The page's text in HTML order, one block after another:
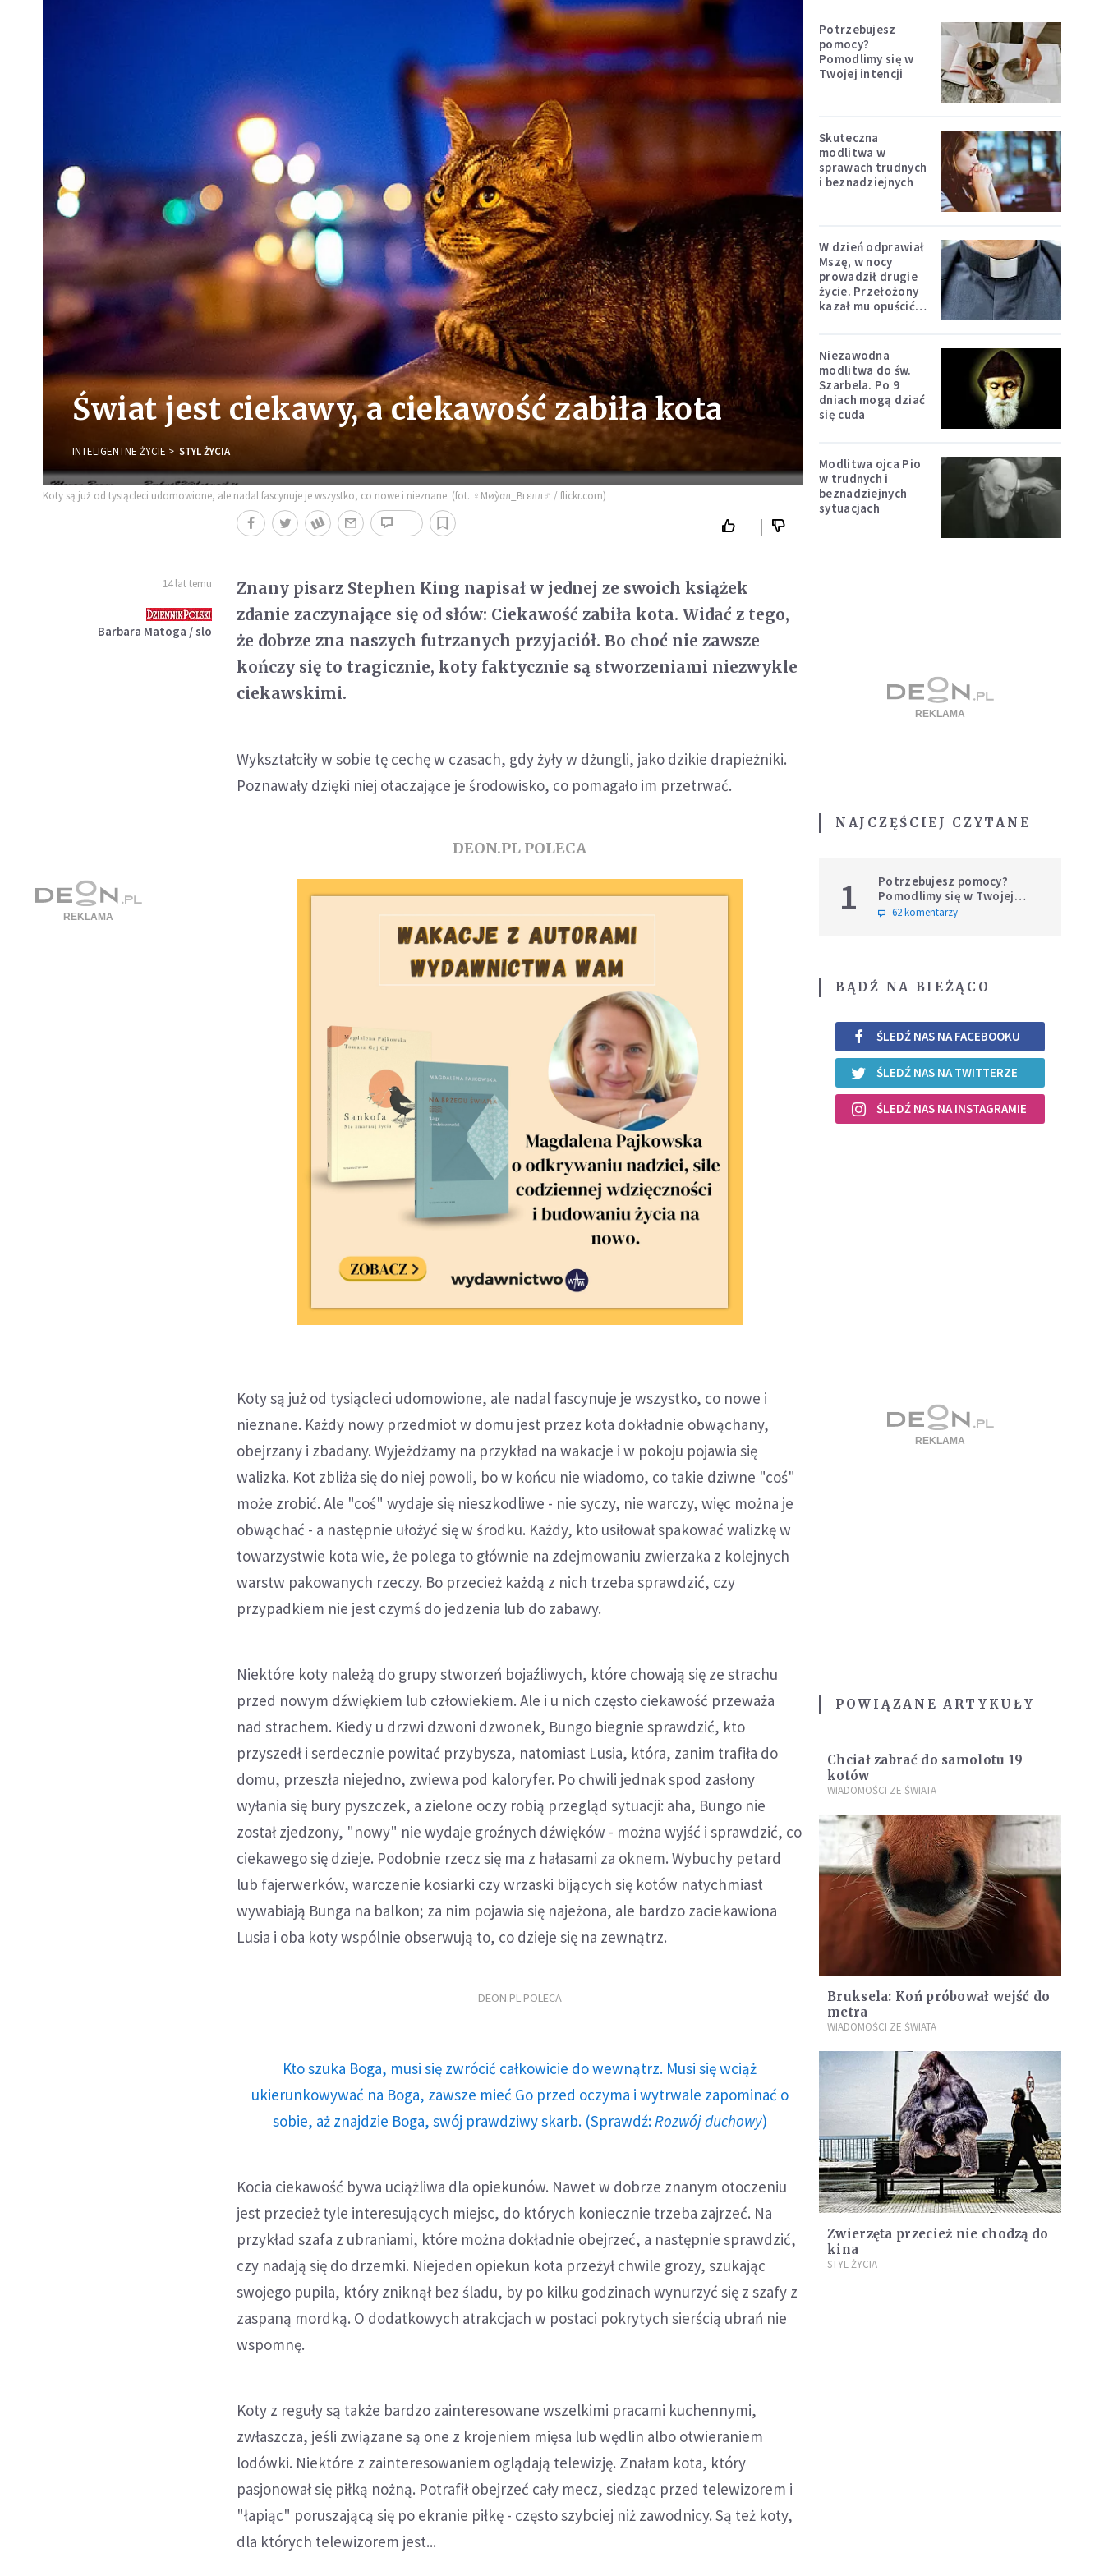
Świat jest ciekawy, a ciekawość zabiła kota
INTELIGENTNE ŻYCIE STYL ŻYCIA
Koty są już od tysiącleci udomowione, ale nadal fascynuje je wszystko, co nowe i nieznane. (fot. ♀Μøỳαл_Bгεлл♂ / flickr.com)
14 lat temu
Barbara Matoga / slo
Znany pisarz Stephen King napisał w jednej ze swoich książek
zdanie zaczynające się od słów: Ciekawość zabiła kota. Widać z tego,
że dobrze zna naszych futrzanych przyjaciół. Bo choć nie zawsze
kończy się to tragicznie, koty faktycznie są stworzeniami niezwykle
ciekawskimi.
Wykształciły w sobie tę cechę w czasach, gdy żyły w dżungli, jako dzikie drapieżniki.
Poznawały dzięki niej otaczające je środowisko, co pomagało im przetrwać.
DEON.PL POLECA
Koty są już od tysiącleci udomowione, ale nadal fascynuje je wszystko, co nowe i
nieznane. Każdy nowy przedmiot w domu jest przez kota dokładnie obwąchany,
obejrzany i zbadany. Wyjeżdżamy na przykład na wakacje i w pokoju pojawia się
walizka. Kot zbliża się do niej powoli, bo w końcu nie wiadomo, co takie dziwne "coś"
może zrobić. Ale "coś" wydaje się nieszkodliwe - nie syczy, nie warczy, więc można je
obwąchać - a następnie ułożyć się w środku. Każdy, kto usiłował spakować walizkę w
towarzystwie kota wie, że polega to głównie na zdejmowaniu zwierzaka z kolejnych
warstw pakowanych rzeczy. Bo przecież każdą z nich trzeba sprawdzić, czy
przypadkiem nie jest czymś do jedzenia lub do zabawy.
Niektóre koty należą do grupy stworzeń bojaźliwych, które chowają się ze strachu
przed nowym dźwiękiem lub człowiekiem. Ale i u nich często ciekawość przeważa
nad strachem. Kiedy u drzwi dzwoni dzwonek, Bungo biegnie sprawdzić, kto
przyszedł i serdecznie powitać przybysza, natomiast Lusia, która, zanim trafiła do
domu, przeszła niejedno, zwiewa pod kaloryfer. Po chwili jednak spod zasłony
wyłania się bury pyszczek, a zielone oczy robią przegląd sytuacji: aha, Bungo nie
został zjedzony, "nowy" nie wydaje groźnych dźwięków - można wyjść i sprawdzić, co
ciekawego się dzieje. Podobnie rzecz się ma z hałasami za oknem. Wybuchy petard
lub fajerwerków, warczenie kosiarki czy wrzaski bijących się kotów natychmiast
wywabiają Bunga na balkon; za nim pojawia się najeżona, ale bardzo zaciekawiona
Lusia i oba koty wspólnie obserwują to, co dzieje się na zewnątrz.
DEON.PL POLECA
Kto szuka Boga, musi się zwrócić całkowicie do wewnątrz. Musi się wciąż
ukierunkowywać na Boga, zawsze mieć Go przed oczyma i wytrwale zapominać o
sobie, aż znajdzie Boga, swój prawdziwy skarb. (Sprawdź: Rozwój duchowy)
Kocia ciekawość bywa uciążliwa dla opiekunów. Nawet w dobrze znanym otoczeniu
jest przecież tyle interesujących miejsc, do których koniecznie trzeba zajrzeć. Na
przykład szafa z ubraniami, które można dokładnie obejrzeć, a następnie sprawdzić,
czy nadają się do drzemki. Niejeden opiekun kota przeżył chwile grozy, szukając
swojego pupila, który zniknął bez śladu, by po kilku godzinach wynurzyć się z szafy z
zaspaną mordką. O dodatkowych atrakcjach w postaci pokrytych sierścią ubrań nie
wspomnę.
Koty z reguły są także bardzo zainteresowane wszelkimi pracami kuchennymi,
zwłaszcza, jeśli związane są one z krojeniem mięsa lub wędlin albo otwieraniem
lodówki. Niektóre z zainteresowaniem oglądają telewizję. Znałam kota, który
pasjonował się piłką nożną. Potrafił obejrzeć cały mecz, siedząc przed telewizorem i
"łapiąc" poruszającą się po ekranie piłkę - często szybciej niż zawodnicy. Są też koty,
dla których telewizorem jest...
Potrzebujesz
pomocy?
Pomodlimy się w
Twojej intencji
Skuteczna
modlitwa w
sprawach trudnych
i beznadziejnych
W dzień odprawiał
Mszę, w nocy
prowadził drugie
życie. Przełożony
kazał mu opuścić
Niezawodna
modlitwa do św.
Szarbela. Po 9
dniach mogą dziać
się cuda
Modlitwa ojca Pio
w trudnych i
beznadziejnych
sytuacjach
NAJCZĘŚCIEJ CZYTANE
1
Potrzebujesz pomocy?
Pomodlimy się w Twojej
intencji
62 komentarzy
BĄDŹ NA BIEŻĄCO
ŚLEDŹ NAS NA FACEBOOKU
ŚLEDŹ NAS NA TWITTERZE
ŚLEDŹ NAS NA INSTAGRAMIE
POWIĄZANE ARTYKUŁY
Chciał zabrać do samolotu 19
kotów
WIADOMOŚCI ZE ŚWIATA
Bruksela: Koń próbował wejść do
metra
WIADOMOŚCI ZE ŚWIATA
Zwierzęta przecież nie chodzą do
kina
STYL ŻYCIA